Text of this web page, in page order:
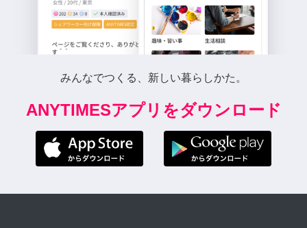
みんなでつくる、新しい暮らしかた。
ANYTIMESアプリをダウンロード